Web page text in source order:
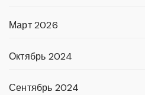
Март 2026
Октябрь 2024
Сентябрь 2024